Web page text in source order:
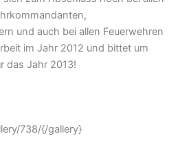
und auch bei allen Feuerwehren
im Jahr 2012 und bittet um
das Jahr 2013!
738/{/gallery}